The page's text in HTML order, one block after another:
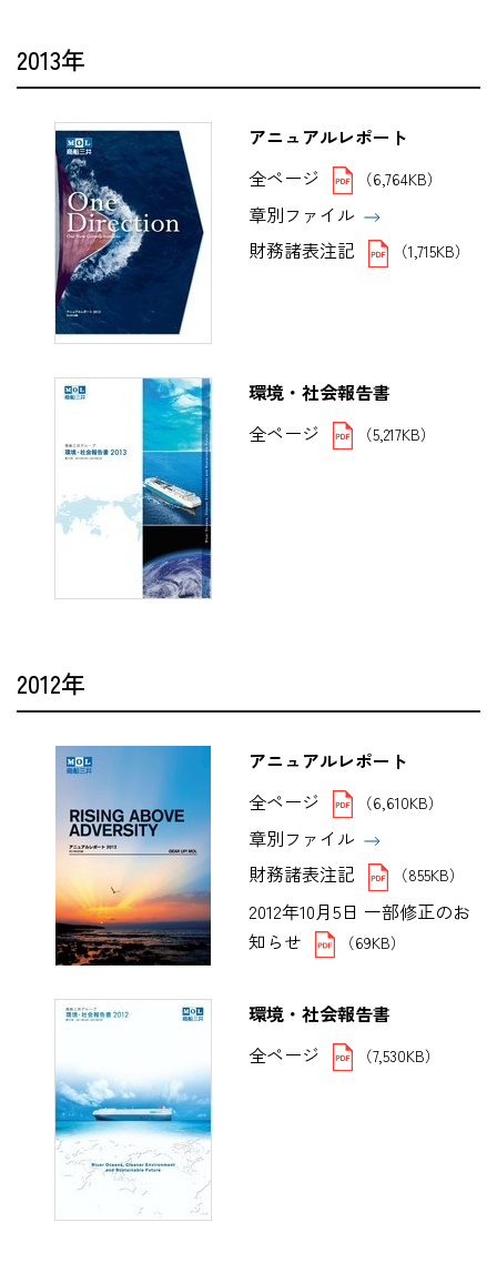
2013年
アニュアルレポート
全ページ
（6,764KB）
章別ファイル
財務諸表注記
（1,715KB）
環境・社会報告書
全ページ
（5,217KB）
2012年
アニュアルレポート
全ページ
（6,610KB）
章別ファイル
財務諸表注記
（855KB）
2012年10月5日 一部修正のお
知らせ
（69KB）
環境・社会報告書
全ページ
（7,530KB）